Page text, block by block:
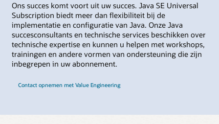
Ons succes komt voort uit uw succes. Java SE Universal
Subscription biedt meer dan flexibiliteit bij de
implementatie en configuratie van Java. Onze Java
succesconsultants en technische services beschikken over
technische expertise en kunnen u helpen met workshops,
trainingen en andere vormen van ondersteuning die zijn
inbegrepen in uw abonnement.
Contact opnemen met Value Engineering